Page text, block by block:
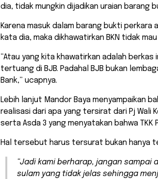
dia, tidak mungkin dijadikan uraian barang
Karena masuk dalam barang bukti perkara
kata dia, maka dikhawatirkan BKN tidak
“Atau yang kita khawatirkan adalah berkas
tertuang di BJB. Padahal BJB bukan
Bank,” ucapnya.
Lebih lanjut Mandor Baya menyampaikan
realisasi dari apa yang tersirat dari Pj Wali
serta Asda 3 yang menyatakan bahwa TKK
Hal tersebut harus tersurat bukan hanya
“Jadi kami berharap, jangan sampai
sulam yang tidak jelas sehingga